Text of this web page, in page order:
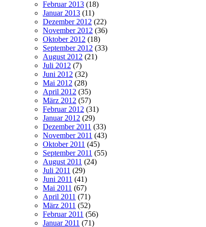
Februar 2013 (18)
Januar 2013 (11)
Dezember 2012 (22)
November 2012 (36)
Oktober 2012 (18)
September 2012 (33)
August 2012 (21)
Juli 2012 (7)
Juni 2012 (32)
Mai 2012 (28)
April 2012 (35)
März 2012 (57)
Februar 2012 (31)
Januar 2012 (29)
Dezember 2011 (33)
November 2011 (43)
Oktober 2011 (45)
September 2011 (55)
August 2011 (24)
Juli 2011 (29)
Juni 2011 (41)
Mai 2011 (67)
April 2011 (71)
März 2011 (52)
Februar 2011 (56)
Januar 2011 (71)